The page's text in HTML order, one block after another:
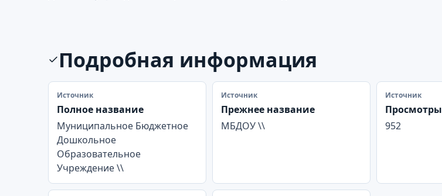
Подробная информация
Источник
Полное название
Муниципальное Бюджетное
Дошкольное
Образовательное
Учреждение \\
Источник
Прежнее название
МБДОУ \\
Источник
Просмотры
952